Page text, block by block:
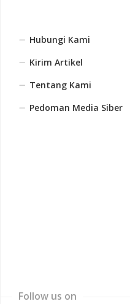
Hubungi Kami
Kirim Artikel
Tentang Kami
Pedoman Media Siber
Follow us on